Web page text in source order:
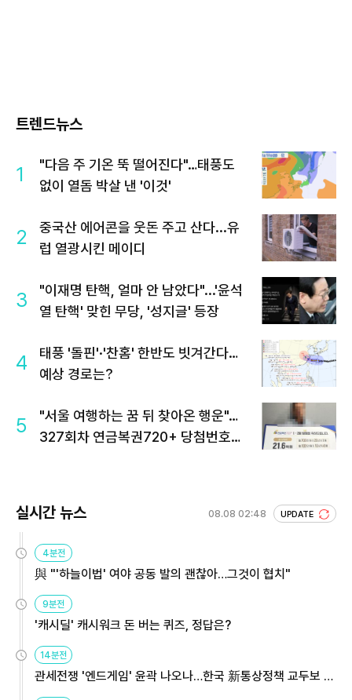
트렌드뉴스
1
"다음 주 기온 뚝 떨어진다"…태풍도
없이 열돔 박살 낸 '이것'
2
중국산 에어콘을 웃돈 주고 산다...유
럽 열광시킨 메이디
3
"이재명 탄핵, 얼마 안 남았다"...'윤석
열 탄핵' 맞힌 무당, '성지글' 등장
4
태풍 '돌핀'·'찬홈' 한반도 빗겨간다…
예상 경로는?
5
"서울 여행하는 꿈 뒤 찾아온 행운"…
327회차 연금복권720+ 당첨번호조
실시간 뉴스 08.08 02:48 UPDATE
4분전
與 "'하늘이법' 여야 공동 발의 괜찮아…그것이 협치"
9분전
'캐시딜' 캐시워크 돈 버는 퀴즈, 정답은?
14분전
관세전쟁 '엔드게임' 윤곽 나오나…한국 新통상정책 교두보 활